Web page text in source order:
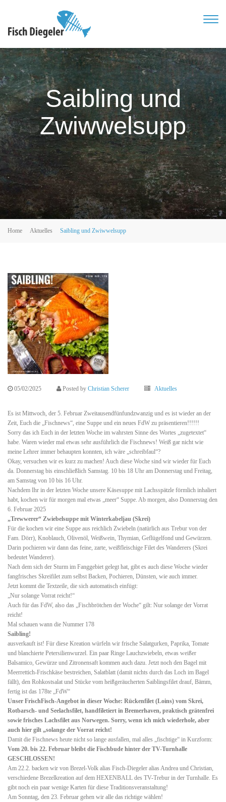
Saibling und
Zwiwwelsupp
Home Aktuelles Saibling und Zwiwwelsupp
05/02/2025 Posted by Christian Scherer Aktuelles
Es ist Mittwoch, der 5. Februar Zweitausendfünfundzwanzig und es ist wieder an der
Zeit, Euch die „Fischnews“, eine Suppe und ein neues FdW zu präsentieren!!!!!!
Sorry das ich Euch in der letzten Woche im wahrsten Sinne des Wortes „zugetextet“
habe. Waren wieder mal etwas sehr ausführlich die Fischnews! Weiß gar nicht wie
meine Lehrer immer behaupten konnten, ich wäre „schreibfaul“?
Okay, versuchen wir es kurz zu machen! Auch diese Woche sind wir wieder für Euch
da. Donnerstag bis einschließlich Samstag. 10 bis 18 Uhr am Donnerstag und Freitag,
am Samstag von 10 bis 16 Uhr.
Nachdem Ihr in der letzten Woche unsere Käsesuppe mit Lachsspätzle förmlich inhaliert
habt, kochen wir für morgen mal etwas „meer“ Suppe. Ab morgen, also Donnerstag den
6. Februar 2025
„Trewwerer“ Zwiebelsuppe mit Winterkabeljau (Skrei)
Für die kochen wir eine Suppe aus reichlich Zwiebeln (natürlich aus Trebur von der
Fam. Dörr), Knoblauch, Olivenöl, Weißwein, Thymian, Geflügelfond und Gewürzen.
Darin pochieren wir dann das feine, zarte, weißfleischige Filet des Wanderers (Skrei
bedeutet Wanderer).
Nach dem sich der Sturm im Fanggebiet gelegt hat, gibt es auch diese Woche wieder
fangfrisches Skreifilet zum selbst Backen, Pochieren, Dünsten, wie auch immer.
Jetzt kommt die Textzeile, die sich automatisch einfügt:
„Nur solange Vorrat reicht!“
Auch für das FdW, also das „Fischbrötchen der Woche“ gilt: Nur solange der Vorrat
reicht!
Mal schauen wann die Nummer 178
Saibling!
ausverkauft ist! Für diese Kreation würfeln wir frische Salatgurken, Paprika, Tomate
und blanchierte Petersilienwurzel. Ein paar Ringe Lauchzwiebeln, etwas weißer
Balsamico, Gewürze und Zitronensaft kommen auch dazu. Jetzt noch den Bagel mit
Meerrettich-Frischkäse bestreichen, Salatblatt (damit nichts durch das Loch im Bagel
fällt), den Rohkostsalat und Stücke vom heißgeräucherten Saiblingsfilet drauf, Bämm,
fertig ist das 178te „FdW“
Unser FrischFisch-Angebot in dieser Woche: Rückenfilet (Loins) vom Skrei,
Rotbarsch- und Seelachsfilet, handfiletiert in Bremerhaven, praktisch grätenfrei
sowie frisches Lachsfilet aus Norwegen. Sorry, wenn ich mich wiederhole, aber
auch hier gilt „solange der Vorrat reicht!
Damit die Fischnews heute nicht so lange ausfallen, mal alles „fischtige“ in Kurzform:
Vom 20. bis 22. Februar bleibt die Fischbude hinter der TV-Turnhalle
GESCHLOSSEN!
Am 22.2. backen wir von Brezel-Volk alias Fisch-Diegeler alias Andrea und Christian,
verschiedene Brezelkreation auf dem HEXENBALL des TV-Trebur in der Turnhalle. Es
gibt noch ein paar wenige Karten für diese Traditionsveranstaltung!
Am Sonntag, den 23. Februar gehen wir alle das richtige wählen!